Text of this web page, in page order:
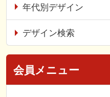
年代別デザイン
デザイン検索
会員メニュー